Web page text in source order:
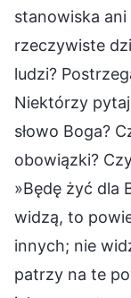
stanowiska
rzeczywiste
ludzi?
Niektórzy
słowo Boga?
obowiązki?
»Będę żyć dla
widzą, to
innych; nie
patrzy na te